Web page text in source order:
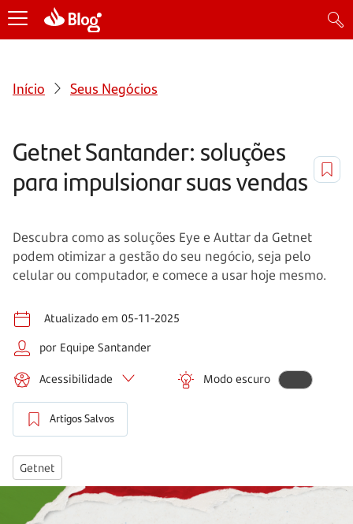
Início Seus Negócios
Getnet Santander: soluções
para impulsionar suas vendas
Descubra como as soluções Eye e Auttar da Getnet
podem otimizar a gestão do seu negócio, seja pelo
celular ou computador, e comece a usar hoje mesmo.
Atualizado em 05-11-2025
por Equipe Santander
Acessibilidade Modo escuro
Artigos Salvos
Getnet